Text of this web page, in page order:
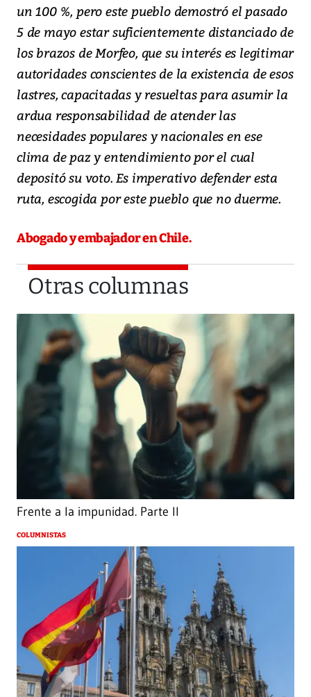
un 100 %, pero este pueblo demostró el pasado
5 de mayo estar suficientemente distanciado de
los brazos de Morfeo, que su interés es legitimar
autoridades conscientes de la existencia de esos
lastres, capacitadas y resueltas para asumir la
ardua responsabilidad de atender las
necesidades populares y nacionales en ese
clima de paz y entendimiento por el cual
depositó su voto. Es imperativo defender esta
ruta, escogida por este pueblo que no duerme.
Abogado y embajador en Chile.
Otras columnas
Frente a la impunidad. Parte II
COLUMNISTAS